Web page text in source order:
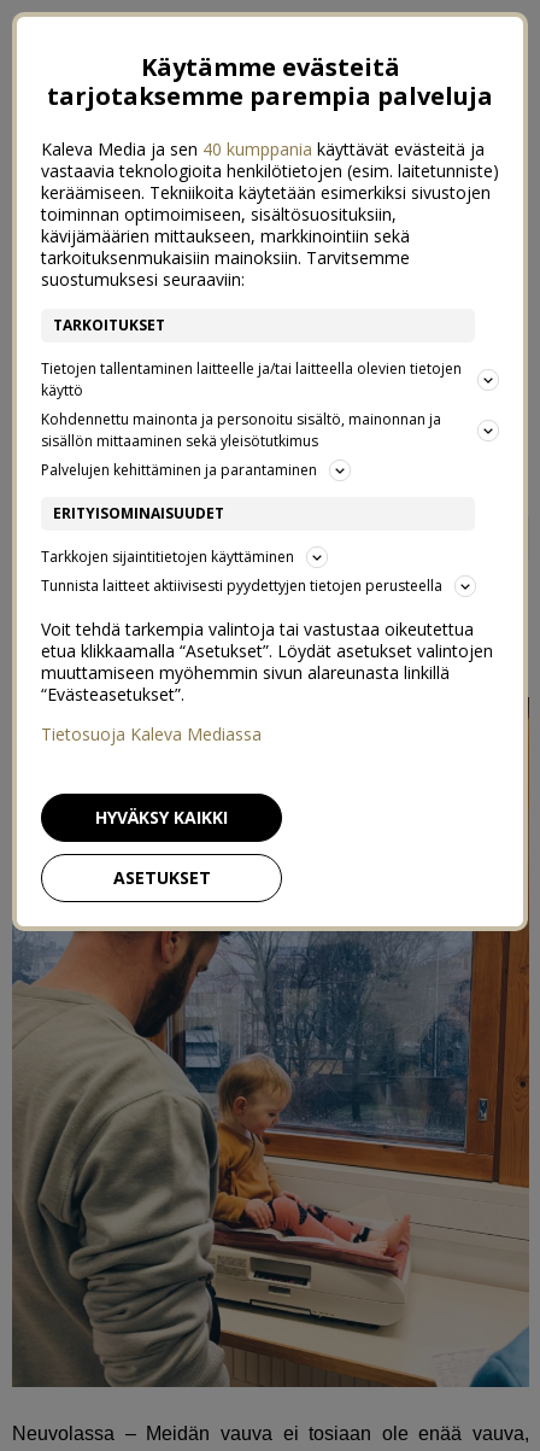
ELÄMÄÄ HISSITTÖMÄSSÄ TALOSSA KREISI KIRPPISLÖYTÖ
ARKI 7
15/02/2020
Arki-sarjassa julkaistaan vuoden joka viikolta arkisia
tapahtumia, jotka ovat tallentuneet puhelimeen. Viikko 7.
Neuvolassa – Meidän vauva ei tosiaan ole enää vauva,
Käytämme evästeitä
tarjotaksemme parempia palveluja
Kaleva Media ja sen 40 kumppania käyttävät evästeitä ja
vastaavia teknologioita henkilötietojen (esim. laitetunniste)
keräämiseen. Tekniikoita käytetään esimerkiksi sivustojen
toiminnan optimoimiseen, sisältösuosituksiin,
kävijämäärien mittaukseen, markkinointiin sekä
tarkoituksenmukaisiin mainoksiin. Tarvitsemme
suostumuksesi seuraaviin:
TARKOITUKSET
Tietojen tallentaminen laitteelle ja/tai laitteella olevien tietojen
käyttö
Kohdennettu mainonta ja personoitu sisältö, mainonnan ja
sisällön mittaaminen sekä yleisötutkimus
Palvelujen kehittäminen ja parantaminen
ERITYISOMINAISUUDET
Tarkkojen sijaintitietojen käyttäminen
Tunnista laitteet aktiivisesti pyydettyjen tietojen perusteella
Voit tehdä tarkempia valintoja tai vastustaa oikeutettua
etua klikkaamalla “Asetukset”. Löydät asetukset valintojen
muuttamiseen myöhemmin sivun alareunasta linkillä
“Evästeasetukset”.
Tietosuoja Kaleva Mediassa
ASETUKSET
HYVÄKSY KAIKKI